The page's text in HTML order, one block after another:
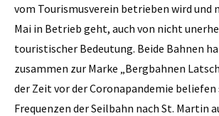
vom Tourismusverein betrieben wird und
Mai in Betrieb geht, auch von nicht
touristischer Bedeutung. Beide Bahnen
zusammen zur Marke „Bergbahnen
der Zeit vor der Coronapandemie beliefen
Frequenzen der Seilbahn nach St. Martin